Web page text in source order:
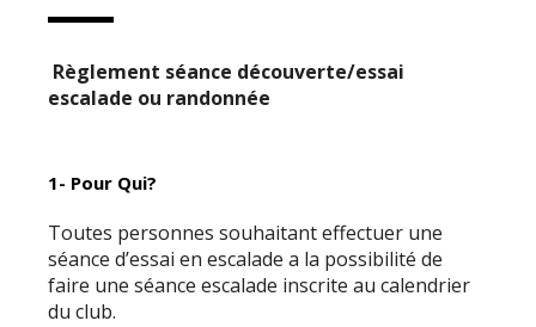
Règlement séance découverte/essai
escalade ou randonnée
1- Pour Qui?
Toutes personnes souhaitant effectuer une
séance d’essai en escalade a la possibilité de
faire une séance escalade inscrite au calendrier
du club.